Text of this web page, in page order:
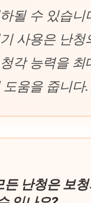
될 수 있습니
사용은 난청
각 능력을 최
도움을 줍니다.
든 난청은 보